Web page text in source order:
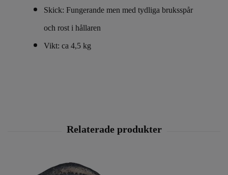
Skick: Fungerande men med tydliga bruksspår
och rost i hållaren
Vikt: ca 4,5 kg